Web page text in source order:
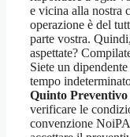
e vicina alla nostra
operazione è del
parte vostra.
aspettate?
Siete un
tempo
Quinto
verificare le
convenzione